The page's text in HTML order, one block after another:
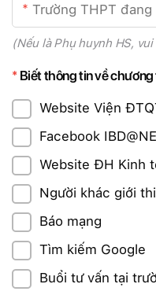
(Nếu là Phụ huynh HS,
Biết thông tin về
Website Viện
Facebook
Website ĐH Kinh
Người khác giới
Báo mạng
Tìm kiếm Google
Buổi tư vấn tại